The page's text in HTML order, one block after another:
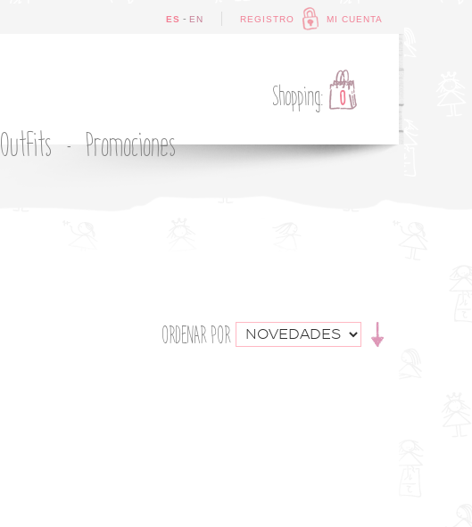
REGISTRO MI CUENTA
ES - EN
Shopping: 0
Outfits Promociones
ORDENAR POR